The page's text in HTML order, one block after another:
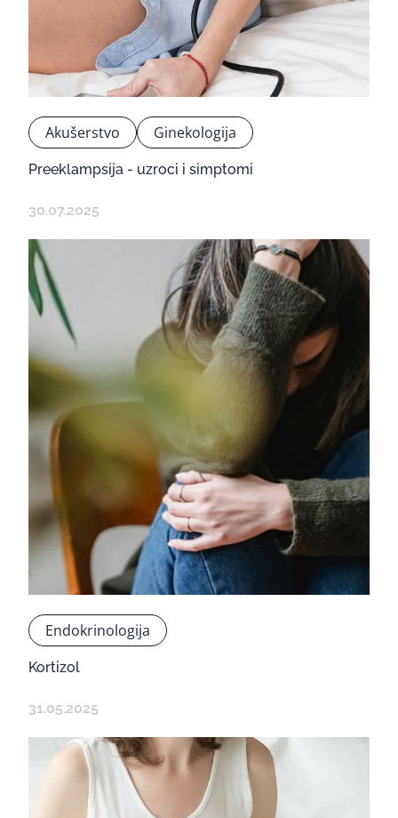
Akušerstvo Ginekologija
Preeklampsija - uzroci i simptomi
30.07.2025
Endokrinologija
Kortizol
31.05.2025